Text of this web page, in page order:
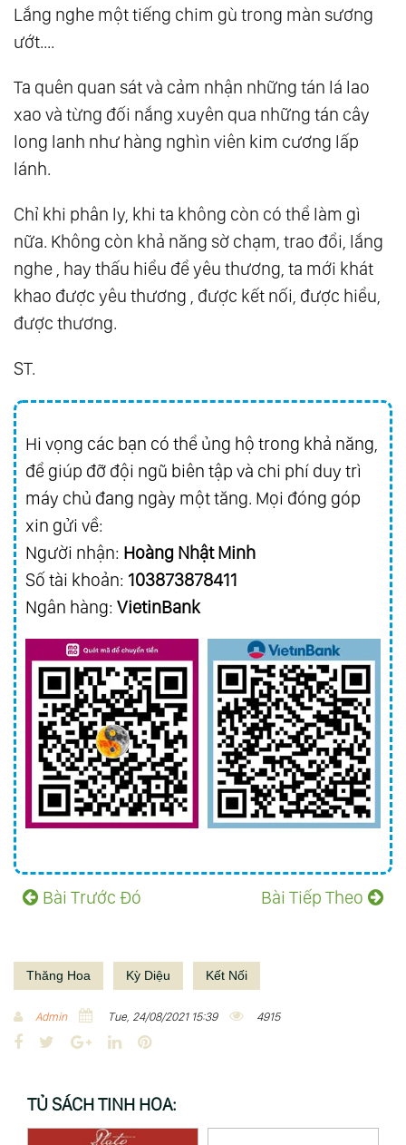
Lắng nghe một tiếng chim gù trong màn sương
ướt....
Ta quên quan sát và cảm nhận những tán lá lao
xao và từng đối nắng xuyên qua những tán cây
long lanh như hàng nghìn viên kim cương lấp
lánh.
Chỉ khi phân ly, khi ta không còn có thể làm gì
nữa. Không còn khả năng sờ chạm, trao đổi, lắng
nghe , hay thấu hiểu để yêu thương, ta mới khát
khao được yêu thương , được kết nối, được hiểu,
được thương.
ST.
Hi vọng các bạn có thể ủng hộ trong khả năng,
để giúp đỡ đội ngũ biên tập và chi phí duy trì
máy chủ đang ngày một tăng. Mọi đóng góp
xin gửi về:
Người nhận: Hoàng Nhật Minh
Số tài khoản: 103873878411
Ngân hàng: VietinBank
Bài Trước Đó Bài Tiếp Theo
Thăng Hoa Kỳ Diệu Kết Nối
Admin Tue, 24/08/2021 15:39 4915
t
g
l
k
e
P
t
TỦ SÁCH TINH HOA: